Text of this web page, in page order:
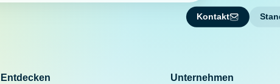
Kontakt
Entdecken
Unternehmen